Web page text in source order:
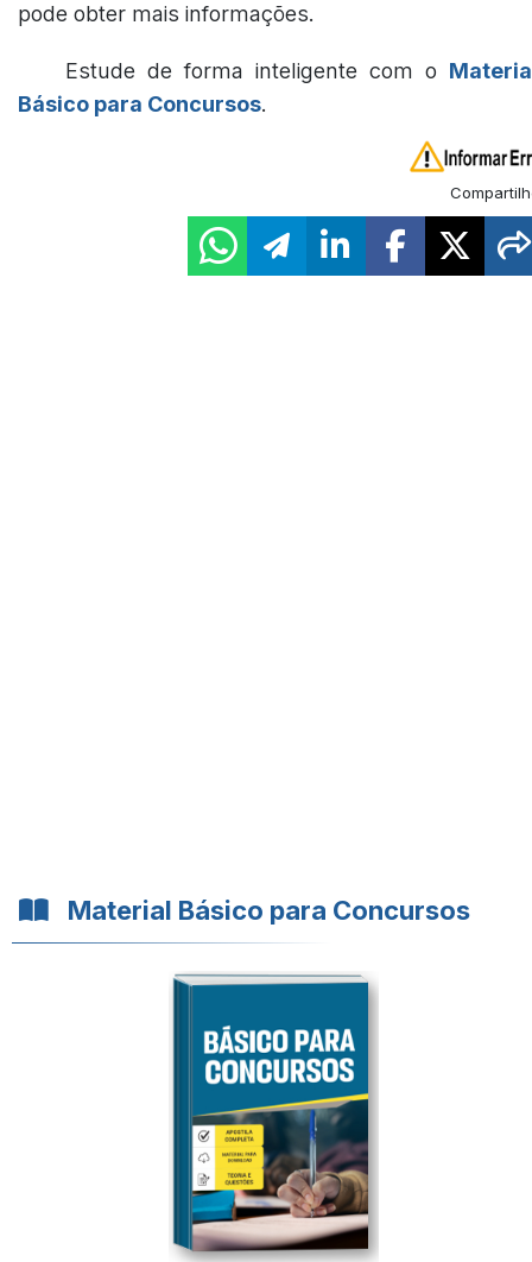
pode obter mais informações.
Estude de forma inteligente com o
Básico para Concursos.
Material Básico para Concursos